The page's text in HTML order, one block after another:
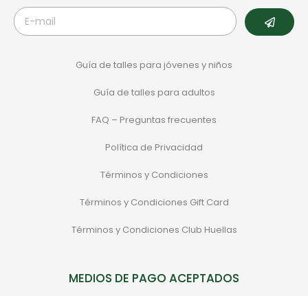
Guía de talles para jóvenes y niños
Guía de talles para adultos
FAQ – Preguntas frecuentes
Política de Privacidad
Términos y Condiciones
Términos y Condiciones Gift Card
Términos y Condiciones Club Huellas
MEDIOS DE PAGO ACEPTADOS